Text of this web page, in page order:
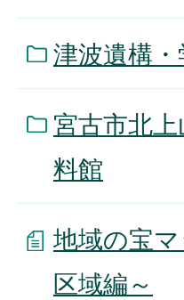
津波遺構・
宮古市北
料館
地域の宝
区域編～